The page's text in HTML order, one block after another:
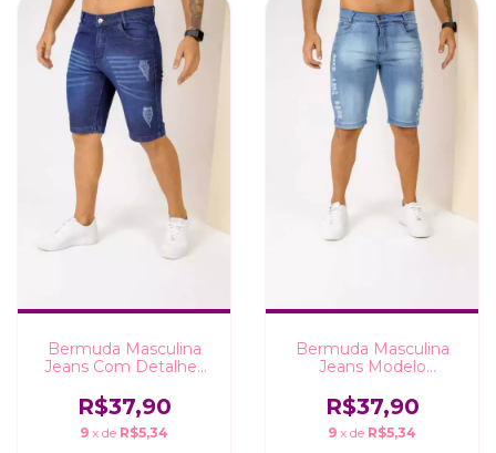
Bermuda Masculina
Jeans Com Detalhes
R$37,90
9 x de R$5,34
Bermuda Masculina
Jeans Modelo
Moda Elegante
R$37,90
9 x de R$5,34